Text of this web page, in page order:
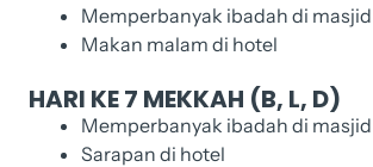
Memperbanyak ibadah di
Makan malam di hotel
HARI KE 7 MEKKAH (B, L, D)
Memperbanyak ibadah di
Sarapan di hotel